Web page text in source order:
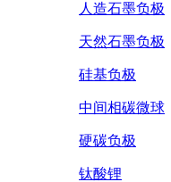
人造石墨负极
天然石墨负极
硅基负极
中间相碳微球
硬碳负极
钛酸锂